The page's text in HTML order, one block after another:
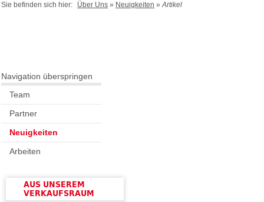
Sie befinden sich hier: Über Uns » Neuigkeiten »Artikel
Navigation überspringen
Team
Partner
Neuigkeiten
Arbeiten
AUS UNSEREM
VERKAUFSRAUM